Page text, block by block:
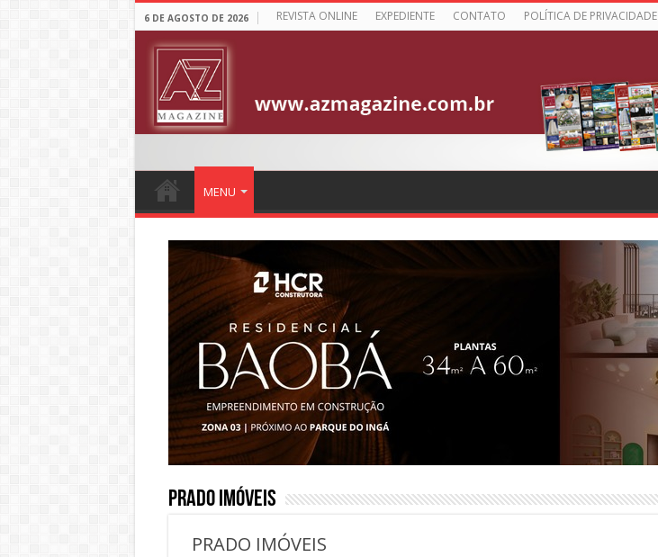
6 DE AGOSTO DE 2026 REVISTA ONLINE EXPEDIENTE CONTATO POLÍTICA DE PRIVACIDADE
MENU
PRADO IMÓVEIS
PRADO IMÓVEIS